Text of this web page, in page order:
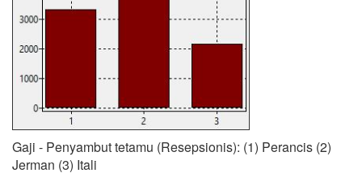
Gaji - Penyambut tetamu (Resepsionis): (1) Perancis (2)
Jerman (3) Itali